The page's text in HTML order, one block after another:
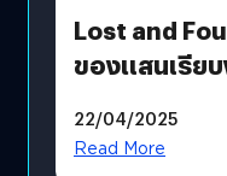
Lost and
ของแสนเรีย
ตัวคุณ
22/04/2025
Read More